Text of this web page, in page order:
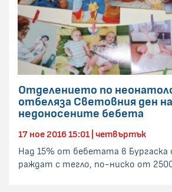
Отделението по
отбеляза Световния ден на
недоносените бебета
17 ное 2016 15:01 | четвъртък
Над 15% от бебетата в Бургаска
раждат с тегло, по-ниско от